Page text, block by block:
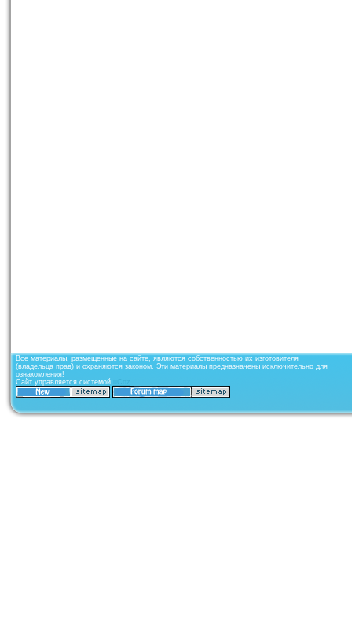
Все материалы, размещенные на сайте, являются собственностью их изготовителя
(владельца прав) и охраняются законом. Эти материалы предназначены исключительно для
ознакомления!
Сайт управляется системой